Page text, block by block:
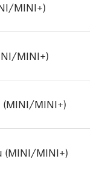
MINI+)
MINI+)
(MINI/MINI+)
(MINI/MINI+)